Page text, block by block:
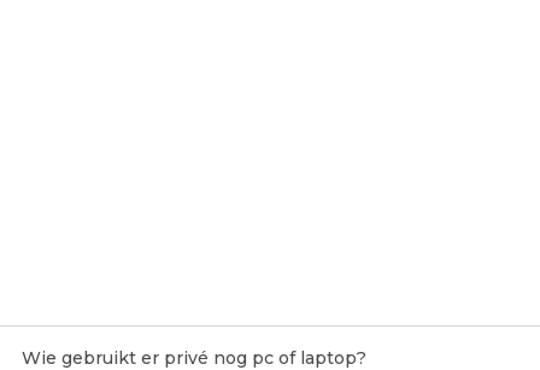
Wie gebruikt er privé nog pc of laptop?